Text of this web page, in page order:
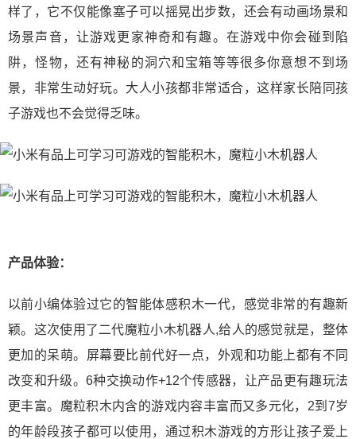
样了，它不仅能像塞子可以摇晃出步数，还会有动画场景和
场景声音，让游戏更家神奇和有趣。在游戏中你会碰到陷
阱，怪物，还有神秘的洞穴和宝箱等等很多你意想不到场
景，非常生动好玩。大人小孩都非常适合，这样家长陪同孩
子游戏也不会觉得乏味。
产品体验：
以前小编体验过它的智能体感积木一代，感觉非常的有趣新
颖。这次使用了二代魔粒小木机器人,给人的感觉就是，整体
更加的呆萌。屏幕要比前代好一点，外观和功能上都有不同
改变和升级。6种交换动作+12个传感器，让产品更有趣玩法
更丰富。魔粒积木内含的游戏内容丰富而又多元化，2到7岁
的年龄段孩子都可以使用，通过积木游戏的方形让孩子爱上